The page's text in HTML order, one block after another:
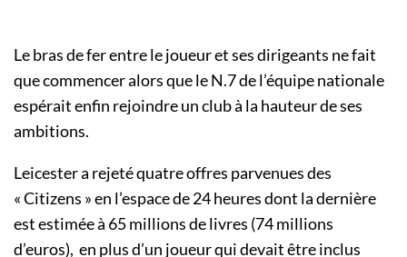
Le bras de fer entre le joueur et ses dirigeants ne fait
que commencer alors que le N.7 de l’équipe nationale
espérait enfin rejoindre un club à la hauteur de ses
ambitions.
Leicester a rejeté quatre offres parvenues des
« Citizens » en l’espace de 24 heures dont la dernière
est estimée à 65 millions de livres (74 millions
d’euros), en plus d’un joueur qui devait être inclus